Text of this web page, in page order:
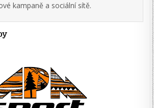
kampaně a sociální sítě.